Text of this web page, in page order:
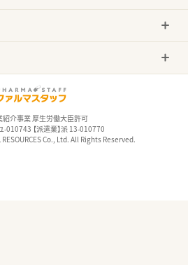
紹介事業 厚生労働大臣許可
-010743 【派遣業】派 13-010770
Co., Ltd. All Rights Reserved.